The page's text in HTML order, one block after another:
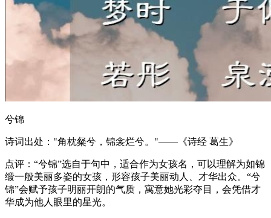
兮锦
诗词出处："角枕粲兮，锦衾烂兮。"——《诗经 葛生》
点评：“兮锦”选自于句中，适合作为女孩名，可以理解为如锦
缎一般美丽多姿的女孩，形容孩子美丽动人、才华出众。“兮
锦”会赋予孩子明丽开朗的气质，寓意她光彩夺目，会凭借才
华成为他人眼里的星光。